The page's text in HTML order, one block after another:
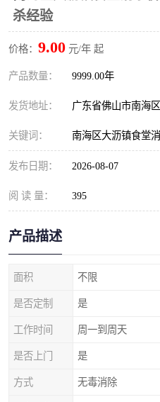
杀经验
价格： 9.00 元/年 起
产品数量： 9999.00年
发货地址： 广东省佛山市南海区
关键词： 南海区大沥镇食堂
发布日期： 2026-08-07
阅 读 量： 395
产品描述
面积 不限
是否定制 是
工作时间 周一到周天
是否上门 是
方式 无毒消除